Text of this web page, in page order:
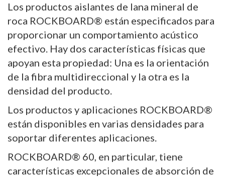
Los productos aislantes de lana mineral de
roca ROCKBOARD® están especificados para
proporcionar un comportamiento acústico
efectivo. Hay dos características físicas que
apoyan esta propiedad: Una es la orientación
de la fibra multidireccional y la otra es la
densidad del producto.
Los productos y aplicaciones ROCKBOARD®
están disponibles en varias densidades para
soportar diferentes aplicaciones.
ROCKBOARD® 60, en particular, tiene
características excepcionales de absorción de